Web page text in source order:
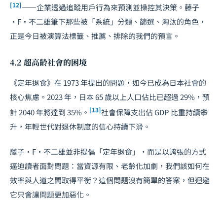
[12]——企業透過追蹤用戶行為來預測並操控其決策。藤子
·F·不二雄筆下那些被「系統」分類、篩選、淘汰的角色，
正是今日被演算法標籤、推薦、排除的我們的預言。
4.2 超高齡社會的困境
《定年退食》在 1973 年提出的問題，如今已成為日本社會的
核心焦慮。2023 年，日本 65 歲以上人口佔比已超過 29%，預
計 2040 年將達到 35%。 [13]社會保障支出佔 GDP 比重持續攀
升，年輕世代對退休制度的信心持續下滑。
藤子·F·不二雄並非提倡「定年退食」，而是以誇張的方式
逼迫讀者面對問題：當資源有限、老齡化加劇，我們該如何在
效率與人道之間取得平衡？這個問題沒有簡單的答案，但迴避
它只會讓問題更加惡化。